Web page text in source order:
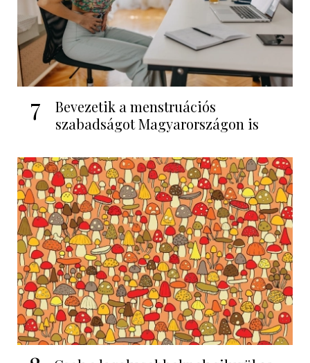
7
Bevezetik a menstruációs
szabadságot Magyarországon is